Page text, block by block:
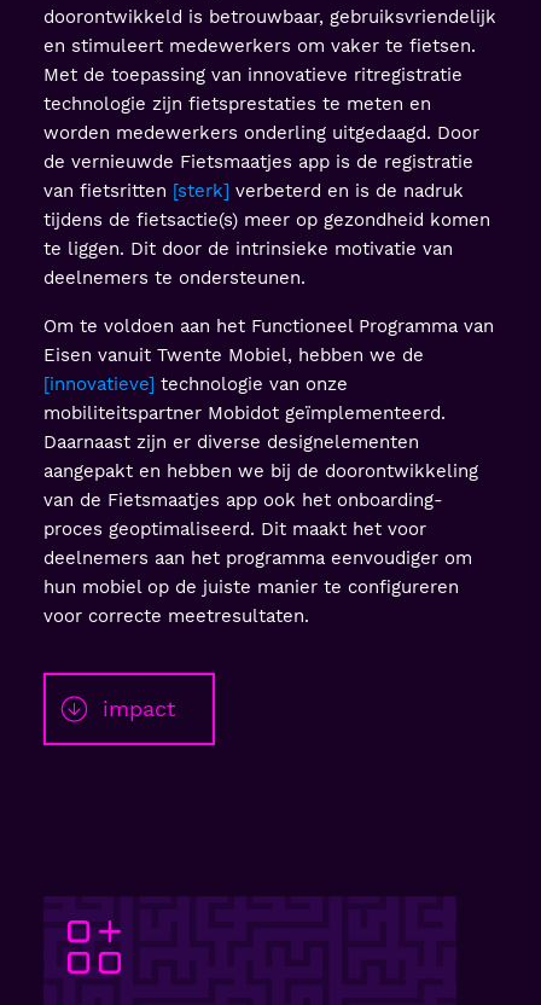
doorontwikkeld is betrouwbaar, gebruiksvriendelijk
en stimuleert medewerkers om vaker te fietsen.
Met de toepassing van innovatieve ritregistratie
technologie zijn fietsprestaties te meten en
worden medewerkers onderling uitgedaagd. Door
de vernieuwde Fietsmaatjes app is de registratie
van fietsritten sterk
verbeterd en is de nadruk
tijdens de fietsactie(s) meer op gezondheid komen
te liggen. Dit door de intrinsieke motivatie van
deelnemers te ondersteunen.
Om te voldoen aan het Functioneel Programma van
Eisen vanuit Twente Mobiel, hebben we de
innovatieve technologie van onze
mobiliteitspartner Mobidot geïmplementeerd.
Daarnaast zijn er diverse designelementen
aangepakt en hebben we bij de doorontwikkeling
van de Fietsmaatjes app ook het onboarding-
proces geoptimaliseerd. Dit maakt het voor
deelnemers aan het programma eenvoudiger om
hun mobiel op de juiste manier te configureren
voor correcte meetresultaten.
impact